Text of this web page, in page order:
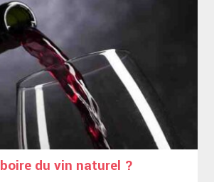
du vin naturel ?